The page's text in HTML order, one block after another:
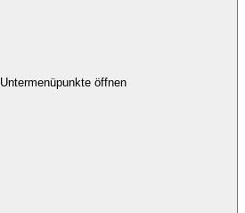
Untermenüpunkte öffnen